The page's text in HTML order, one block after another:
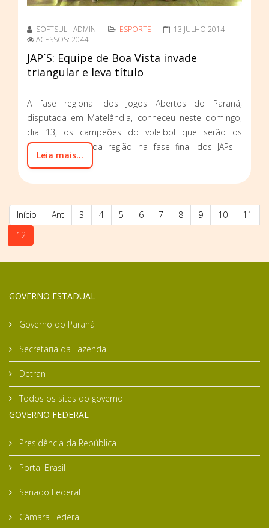
SOFTSUL - ADMIN ESPORTE
13 JULHO 2014
ACESSOS: 2044
JAP´S: Equipe de Boa Vista invade
triangular e leva título
A fase regional dos Jogos Abertos do Paraná,
disputada em Matelândia, conheceu neste domingo,
dia 13, os campeões do voleibol que serão os
representantes da região na fase final dos JAPs -
Divisão B.
Leia mais...
Início Ant 3 4 5 6 7 8 9 10
11
12
GOVERNO ESTADUAL
Governo do Paraná
Secretaria da Fazenda
Detran
Todos os sites do governo
GOVERNO FEDERAL
Presidência da República
Portal Brasil
Senado Federal
Câmara Federal